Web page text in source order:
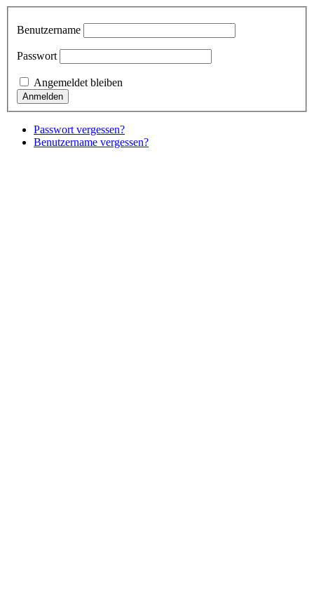
Benutzername
Passwort
Angemeldet bleiben
Passwort vergessen?
Benutzername vergessen?